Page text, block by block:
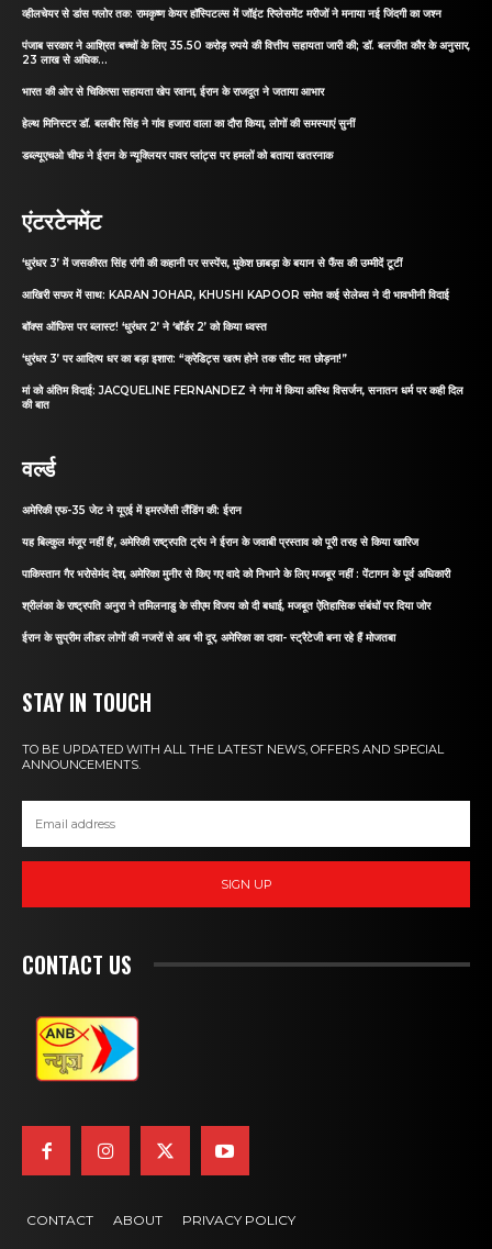
व्हीलचेयर से डांस फ्लोर तक: रामकृष्ण केयर हॉस्पिटल्स में जॉइंट रिप्लेसमेंट मरीजों ने मनाया नई जिंदगी का जश्न
पंजाब सरकार ने आश्रित बच्चों के लिए 35.50 करोड़ रुपये की वित्तीय सहायता जारी की; डॉ. बलजीत कौर के अनुसार,
23 लाख से अधिक...
भारत की ओर से चिकित्सा सहायता खेप रवाना, ईरान के राजदूत ने जताया आभार
हेल्थ मिनिस्टर डॉ. बलबीर सिंह ने गांव हजारा वाला का दौरा किया, लोगों की समस्याएं सुनीं
डब्ल्यूएचओ चीफ ने ईरान के न्यूक्लियर पावर प्लांट्स पर हमलों को बताया खतरनाक
एंटरटेनमेंट
‘धुरंधर 3’ में जसकीरत सिंह रांगी की कहानी पर सस्पेंस, मुकेश छाबड़ा के बयान से फैंस की उम्मीदें टूटीं
आखिरी सफर में साथ: KARAN JOHAR, KHUSHI KAPOOR समेत कई सेलेब्स ने दी भावभीनी विदाई
बॉक्स ऑफिस पर ब्लास्ट! ‘धुरंधर 2’ ने ‘बॉर्डर 2’ को किया ध्वस्त
‘धुरंधर 3’ पर आदित्य धर का बड़ा इशारा: “क्रेडिट्स खत्म होने तक सीट मत छोड़ना!”
मां को अंतिम विदाई: JACQUELINE FERNANDEZ ने गंगा में किया अस्थि विसर्जन, सनातन धर्म पर कही दिल
की बात
वर्ल्ड
अमेरिकी एफ-35 जेट ने यूएई में इमरजेंसी लैंडिंग की: ईरान
यह बिल्कुल मंजूर नहीं है’, अमेरिकी राष्ट्रपति ट्रंप ने ईरान के जवाबी प्रस्ताव को पूरी तरह से किया खारिज
पाकिस्तान गैर भरोसेमंद देश, अमेरिका मुनीर से किए गए वादे को निभाने के लिए मजबूर नहीं : पेंटागन के पूर्व अधिकारी
श्रीलंका के राष्ट्रपति अनुरा ने तमिलनाडु के सीएम विजय को दी बधाई, मजबूत ऐतिहासिक संबंधों पर दिया जोर
ईरान के सुप्रीम लीडर लोगों की नजरों से अब भी दूर, अमेरिका का दावा- स्ट्रैटेजी बना रहे हैं मोजतबा
STAY IN TOUCH
TO BE UPDATED WITH ALL THE LATEST NEWS, OFFERS AND SPECIAL
ANNOUNCEMENTS.
SIGN UP
CONTACT US
CONTACT ABOUT PRIVACY POLICY